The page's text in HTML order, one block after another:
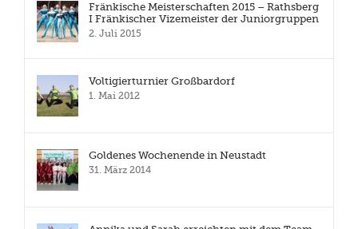
Fränkische Meisterschaften 2015 – Rathsberg
I Fränkischer Vizemeister der Juniorgruppen
2. Juli 2015
Voltigierturnier Großbardorf
1. Mai 2012
Goldenes Wochenende in Neustadt
31. März 2014